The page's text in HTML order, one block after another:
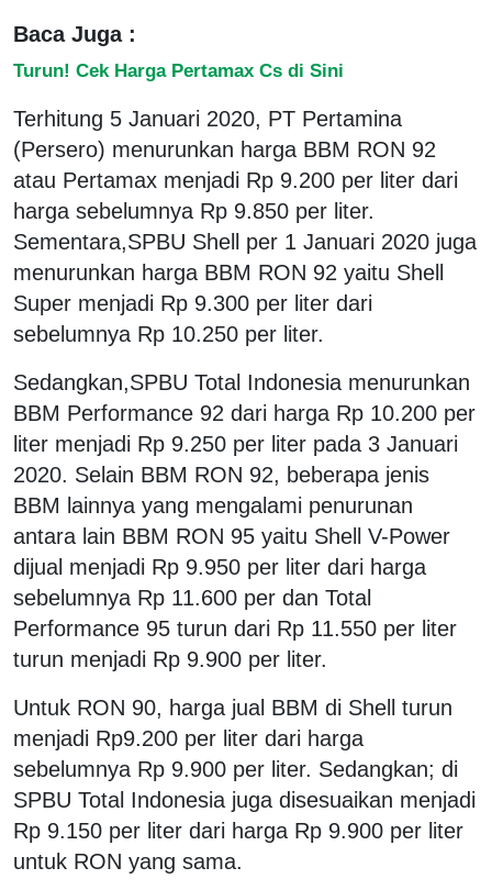
Baca Juga :
Turun! Cek Harga Pertamax Cs di Sini
Terhitung 5 Januari 2020, PT Pertamina
(Persero) menurunkan harga BBM RON 92
atau Pertamax menjadi Rp 9.200 per liter dari
harga sebelumnya Rp 9.850 per liter.
Sementara,SPBU Shell per 1 Januari 2020 juga
menurunkan harga BBM RON 92 yaitu Shell
Super menjadi Rp 9.300 per liter dari
sebelumnya Rp 10.250 per liter.
Sedangkan,SPBU Total Indonesia menurunkan
BBM Performance 92 dari harga Rp 10.200 per
liter menjadi Rp 9.250 per liter pada 3 Januari
2020. Selain BBM RON 92, beberapa jenis
BBM lainnya yang mengalami penurunan
antara lain BBM RON 95 yaitu Shell V-Power
dijual menjadi Rp 9.950 per liter dari harga
sebelumnya Rp 11.600 per dan Total
Performance 95 turun dari Rp 11.550 per liter
turun menjadi Rp 9.900 per liter.
Untuk RON 90, harga jual BBM di Shell turun
menjadi Rp9.200 per liter dari harga
sebelumnya Rp 9.900 per liter. Sedangkan; di
SPBU Total Indonesia juga disesuaikan menjadi
Rp 9.150 per liter dari harga Rp 9.900 per liter
untuk RON yang sama.